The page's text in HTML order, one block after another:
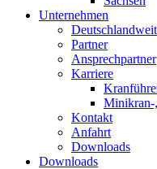
Unternehmen
Partner
Ansprechpartner
Karriere
Minikran-
Kontakt
Anfahrt
Downloads
Downloads